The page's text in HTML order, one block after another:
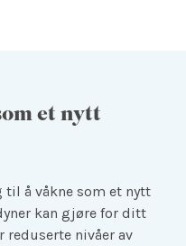
et nytt
til å våkne som et nytt
kan gjøre for ditt
reduserte nivåer av